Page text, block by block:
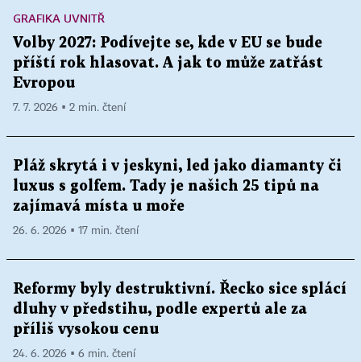
GRAFIKA UVNITŘ
Volby 2027: Podívejte se, kde v EU se bude
příští rok hlasovat. A jak to může zatřást
Evropou
7. 7. 2026 ▪ 2 min. čtení
Pláž skrytá i v jeskyni, led jako diamanty či
luxus s golfem. Tady je našich 25 tipů na
zajímavá místa u moře
26. 6. 2026 ▪ 17 min. čtení
Reformy byly destruktivní. Řecko sice splácí
dluhy v předstihu, podle expertů ale za
příliš vysokou cenu
24. 6. 2026 ▪ 6 min. čtení